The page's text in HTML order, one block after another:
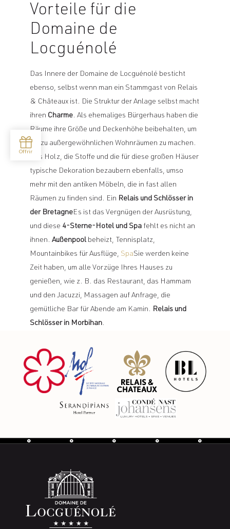
Vorteile für die
Domaine de
Locguénolé
Das Innere der Domaine de Locguénolé besticht
ebenso, selbst wenn man ein Stammgast von Relais
& Châteaux ist. Die Struktur der Anlage selbst macht
ihren Charme. Als ehemaliges Bürgerhaus haben die
Räume ihre Größe und Deckenhöhe beibehalten, um
sie zu außergewöhnlichen Wohnräumen zu machen.
Das Holz, die Stoffe und die für diese großen Häuser
typische Dekoration bezaubern ebenfalls, umso
mehr mit den antiken Möbeln, die in fast allen
Räumen zu finden sind. Ein Relais und Schlösser in
der BretagneEs ist das Vergnügen der Ausrüstung,
und diese 4-Sterne-Hotel und Spafehlt es nicht an
ihnen. Außenpoolbeheizt, Tennisplatz,
Mountainbikes für Ausflüge, SpaSie werden keine
Zeit haben, um alle Vorzüge Ihres Hauses zu
genießen, wie z. B. das Restaurant, das Hammam
und den Jacuzzi, Massagen auf Anfrage, die
gemütliche Bar für Abende am Kamin. Relais und
Schlösser in Morbihan.